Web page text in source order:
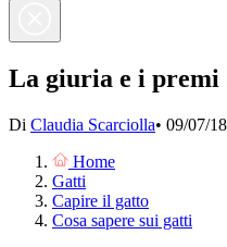
La giuria e i premi
Di Claudia Scarciolla• 09/07/
Home
Gatti
Capire il gatto
Cosa sapere sui gatti